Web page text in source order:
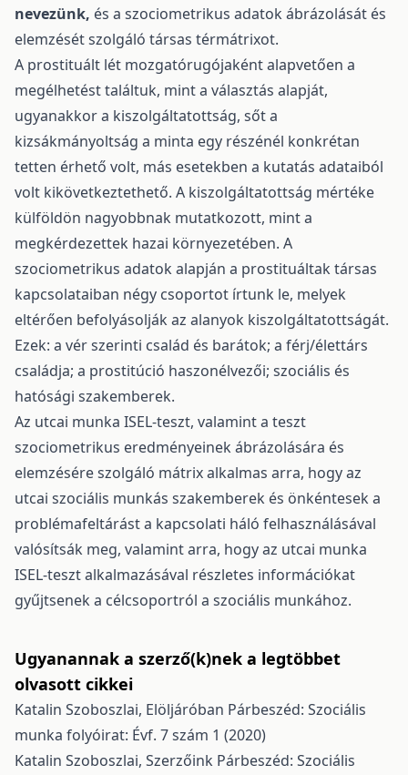
nevezünk, és a szociometrikus adatok ábrázolását és
elemzését szolgáló társas térmátrixot.
A prostituált lét mozgatórugójaként alapvetően a
megélhetést találtuk, mint a választás alapját,
ugyanakkor a kiszolgáltatottság, sőt a
kizsákmányoltság a minta egy részénél konkrétan
tetten érhető volt, más esetekben a kutatás adataiból
volt kikövetkeztethető. A kiszolgáltatottság mértéke
külföldön nagyobbnak mutatkozott, mint a
megkérdezettek hazai környezetében. A
szociometrikus adatok alapján a prostituáltak társas
kapcsolataiban négy csoportot írtunk le, melyek
eltérően befolyásolják az alanyok kiszolgáltatottságát.
Ezek: a vér szerinti család és barátok; a férj/élettárs
családja; a prostitúció haszonélvezői; szociális és
hatósági szakemberek.
Az utcai munka ISEL-teszt, valamint a teszt
szociometrikus eredményeinek ábrázolására és
elemzésére szolgáló mátrix alkalmas arra, hogy az
utcai szociális munkás szakemberek és önkéntesek a
problémafeltárást a kapcsolati háló felhasználásával
valósítsák meg, valamint arra, hogy az utcai munka
ISEL-teszt alkalmazásával részletes információkat
gyűjtsenek a célcsoportról a szociális munkához.
Ugyanannak a szerző(k)nek a legtöbbet
olvasott cikkei
Katalin Szoboszlai, Elöljáróban Párbeszéd: Szociális
munka folyóirat: Évf. 7 szám 1 (2020)
Katalin Szoboszlai, Szerzőink Párbeszéd: Szociális